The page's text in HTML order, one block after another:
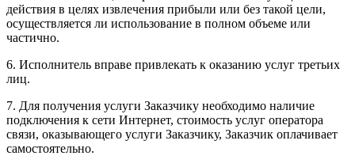
действия в целях извлечения прибыли или без такой цели,
осуществляется ли использование в полном объеме или
частично.
6. Исполнитель вправе привлекать к оказанию услуг третьих
лиц.
7. Для получения услуги Заказчику необходимо наличие
подключения к сети Интернет, стоимость услуг оператора
связи, оказывающего услуги Заказчику, Заказчик оплачивает
самостоятельно.